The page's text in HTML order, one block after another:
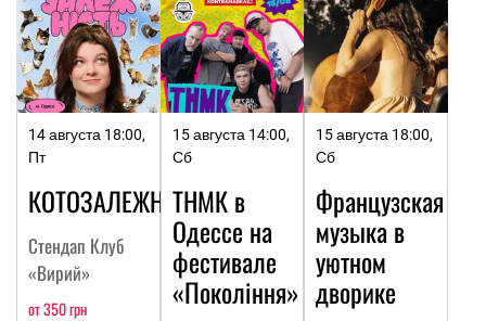
14 августа 18:00,
Пт
КОТОЗАЛЕЖНОСТЬ
Стендап Клуб
«Вирий»
от 350 грн
15 августа 14:00,
Сб
ТНМК в
Одессе на
фестивале
«Покоління»
15 августа 18:00,
Сб
Французская
музыка в
уютном
дворике